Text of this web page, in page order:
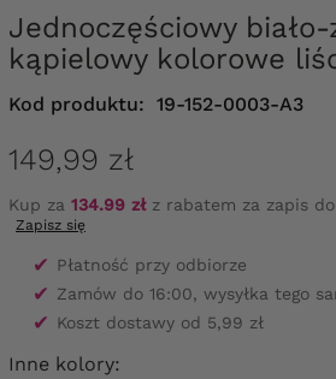
Jednoczęściowy biało-zielony strój
kąpielowy kolorowe
Kod produktu: 19-152-0003-A3
149,99 zł
Kup za 134.99 złz rabatem za zapis
Zapisz się
✔ Płatność przy odbiorze
✔ Zamów do 16:00, wysyłka tego
✔ Koszt dostawy od 5,99 zł
Inne kolory: